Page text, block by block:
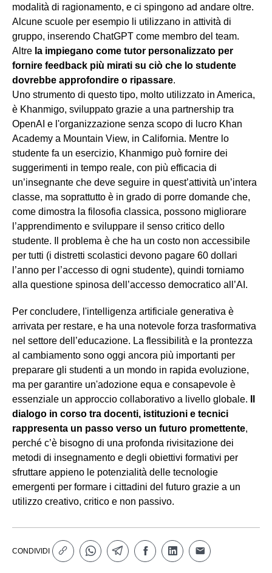
modalità di ragionamento, e ci spingono ad andare oltre.
Alcune scuole per esempio li utilizzano in attività di
gruppo, inserendo ChatGPT come membro del team.
Altre la impiegano come tutor personalizzato per
fornire feedback più mirati su ciò che lo studente
dovrebbe approfondire o ripassare.
Uno strumento di questo tipo, molto utilizzato in America,
è Khanmigo, sviluppato grazie a una partnership tra
OpenAI e l'organizzazione senza scopo di lucro Khan
Academy a Mountain View, in California. Mentre lo
studente fa un esercizio, Khanmigo può fornire dei
suggerimenti in tempo reale, con più efficacia di
un’insegnante che deve seguire in quest’attività un’intera
classe, ma soprattutto è in grado di porre domande che,
come dimostra la filosofia classica, possono migliorare
l’apprendimento e sviluppare il senso critico dello
studente. Il problema è che ha un costo non accessibile
per tutti (i distretti scolastici devono pagare 60 dollari
l’anno per l’accesso di ogni studente), quindi torniamo
alla questione spinosa dell’accesso democratico all’AI.
Per concludere, l'intelligenza artificiale generativa è
arrivata per restare, e ha una notevole forza trasformativa
nel settore dell’educazione. La flessibilità e la prontezza
al cambiamento sono oggi ancora più importanti per
preparare gli studenti a un mondo in rapida evoluzione,
ma per garantire un'adozione equa e consapevole è
essenziale un approccio collaborativo a livello globale.
dialogo in corso tra docenti, istituzioni e tecnici
rappresenta un passo verso un futuro promettente,
perché c’è bisogno di una profonda rivisitazione dei
metodi di insegnamento e degli obiettivi formativi per
sfruttare appieno le potenzialità delle tecnologie
emergenti per formare i cittadini del futuro grazie a un
utilizzo creativo, critico e non passivo.
CONDIVIDI